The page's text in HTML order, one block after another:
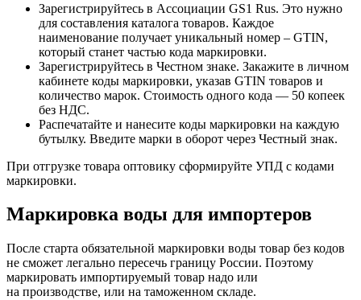
Зарегистрируйтесь в Ассоциации GS1 Rus. Это нужно
для составления каталога товаров. Каждое
наименование получает уникальный номер – GTIN,
который станет частью кода маркировки.
Зарегистрируйтесь в Честном знаке. Закажите в личном
кабинете коды маркировки, указав GTIN товаров и
количество марок. Стоимость одного кода — 50 копеек
без НДС.
Распечатайте и нанесите коды маркировки на каждую
бутылку. Введите марки в оборот через Честный знак.
При отгрузке товара оптовику сформируйте УПД с кодами
маркировки.
Маркировка воды для импортеров
После старта обязательной маркировки воды товар без кодов
не сможет легально пересечь границу России. Поэтому
маркировать импортируемый товар надо или
на производстве, или на таможенном складе.